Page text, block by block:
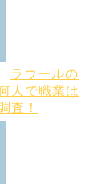
ラウールの
人で職業は
査！